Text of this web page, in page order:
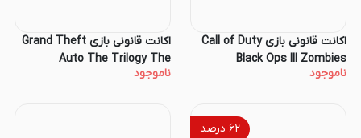
اکانت قانونی بازی Call of Duty
Black Ops III Zombies
ناموجود
اکانت قانونی بازی Grand Theft
Auto The Trilogy The
ناموجود
۶۲درصد